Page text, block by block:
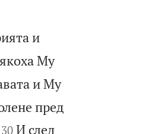
и
Му
и Му
пред

30 И след